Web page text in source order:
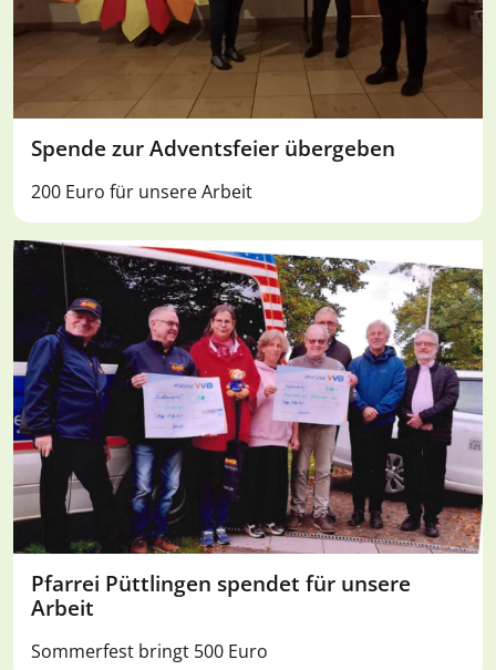
Spende zur Adventsfeier übergeben
200 Euro für unsere Arbeit
Pfarrei Püttlingen spendet für unsere
Arbeit
Sommerfest bringt 500 Euro